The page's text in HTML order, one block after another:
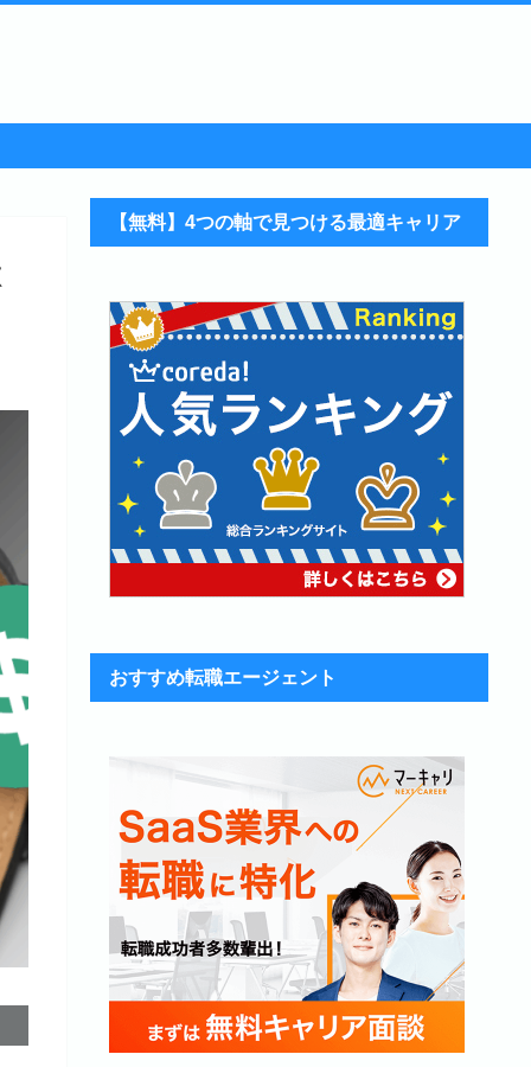
【無料】4つの軸で見つける最適キャリア
おすすめ転職エージェント